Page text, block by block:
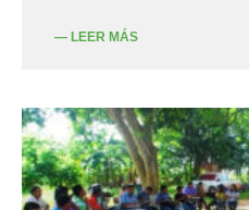
— LEER MÁS